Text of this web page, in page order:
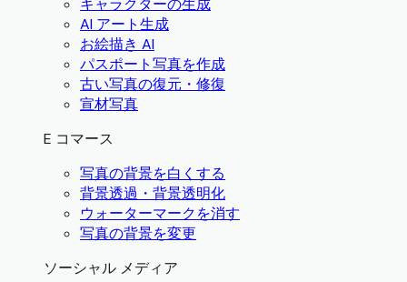
キャラクターの生成
AI アート生成
お絵描き AI
パスポート写真を作成
古い写真の復元・修復
宣材写真
E コマース
写真の背景を白くする
背景透過・背景透明化
ウォーターマークを消す
写真の背景を変更
ソーシャル メディア